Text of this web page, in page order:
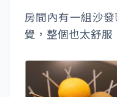
房間內有一組沙
覺，整個也太舒服